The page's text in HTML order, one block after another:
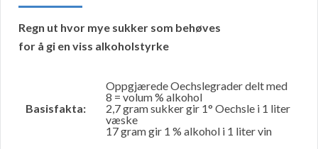
Regn ut hvor mye sukker som behøves
for å gi en viss alkoholstyrke
Basisfakta:
Oppgjærede Oechslegrader delt med
8 = volum % alkohol
2,7 gram sukker gir 1° Oechsle i 1 liter
væske
17 gram gir 1 % alkohol i 1 liter vin